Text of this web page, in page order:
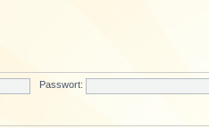
Passwort: